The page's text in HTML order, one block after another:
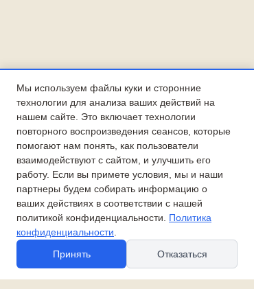
Мы используем файлы куки и сторонние
технологии для анализа ваших действий на
нашем сайте. Это включает технологии
повторного воспроизведения сеансов, которые
помогают нам понять, как пользователи
взаимодействуют с сайтом, и улучшить его
работу. Если вы примете условия, мы и наши
партнеры будем собирать информацию о
ваших действиях в соответствии с нашей
политикой конфиденциальности. Политика
конфиденциальности
Принять
Отказаться